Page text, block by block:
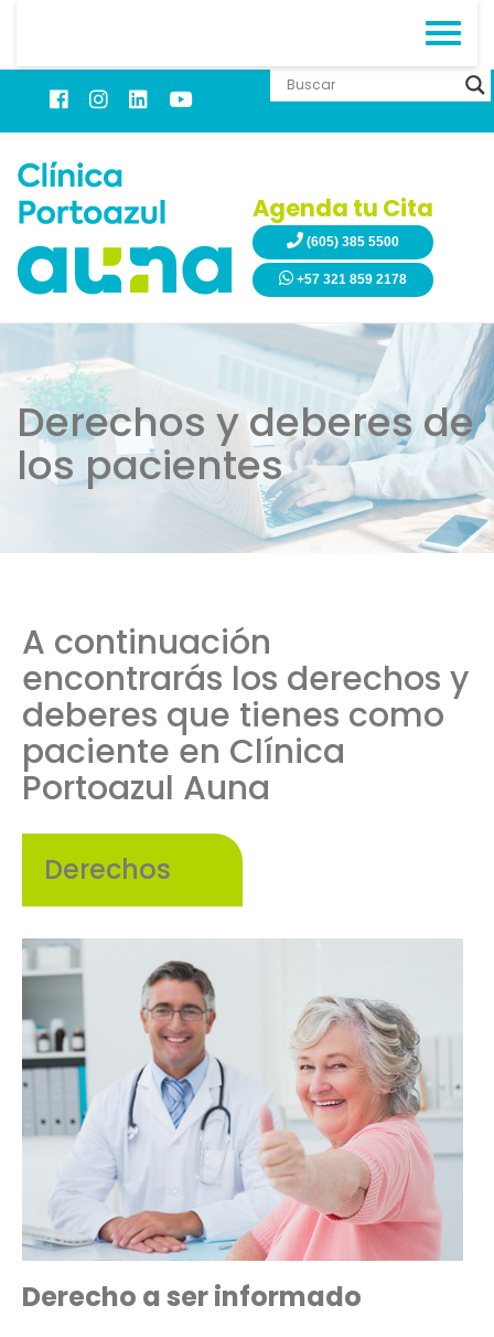
Agenda tu Cita
(605) 385 5500
+57 321 859 2178
Derechos y deberes de
los pacientes
A continuación
encontrarás los derechos y
deberes que tienes como
paciente en Clínica
Portoazul Auna
Derechos
Derecho a ser informado